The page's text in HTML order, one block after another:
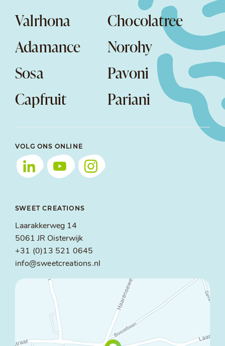
Valrhona
Chocolatree
Adamance
Norohy
Sosa
Pavoni
Capfruit
Pariani
VOLG ONS ONLINE
SWEET CREATIONS
Laarakkerweg 14
5061 JR Oisterwijk
+31 (0)13 521 0645
info@sweetcreations.nl